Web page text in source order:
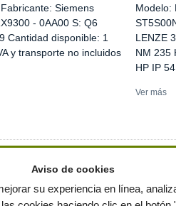
Siemens
- 0AA00 S: Q6
Cantidad disponible: 1
y transporte no incluidos
Modelo:
LENZE
NM 235
HP IP
Ver más
Aviso de cookies
su experiencia en línea,